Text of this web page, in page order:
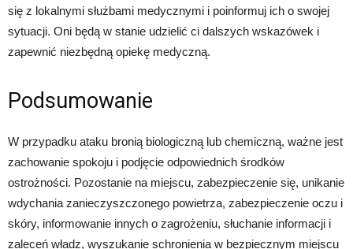
się z lokalnymi służbami medycznymi i poinformuj ich o swojej
sytuacji. Oni będą w stanie udzielić ci dalszych wskazówek i
zapewnić niezbędną opiekę medyczną.
Podsumowanie
W przypadku ataku bronią biologiczną lub chemiczną, ważne jest
zachowanie spokoju i podjęcie odpowiednich środków
ostrożności. Pozostanie na miejscu, zabezpieczenie się, unikanie
wdychania zanieczyszczonego powietrza, zabezpieczenie oczu i
skóry, informowanie innych o zagrożeniu, słuchanie informacji i
zaleceń władz, wyszukanie schronienia w bezpiecznym miejscu